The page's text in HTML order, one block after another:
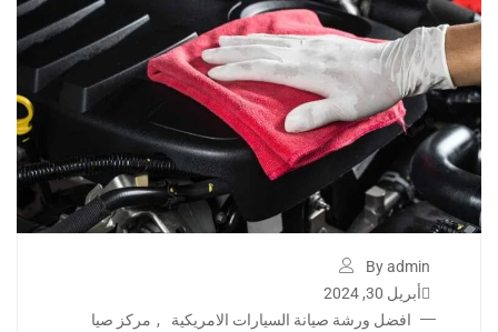
By admin
أبريل 30, 2024
افضل ورشة صيانة السيارات الامريكية
, مركز صيا